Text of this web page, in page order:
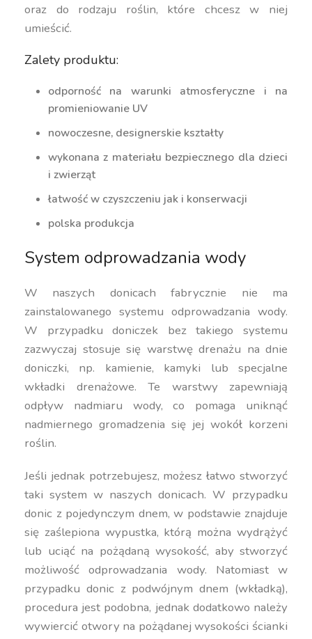
oraz do rodzaju roślin, które chcesz w niej
umieścić.
Zalety produktu:
odporność na warunki atmosferyczne i na
promieniowanie UV
nowoczesne, designerskie kształty
wykonana z materiału bezpiecznego dla dzieci
i zwierząt
łatwość w czyszczeniu jak i konserwacji
polska produkcja
System odprowadzania wody
W naszych donicach fabrycznie nie ma
zainstalowanego systemu odprowadzania wody.
W przypadku doniczek bez takiego systemu
zazwyczaj stosuje się warstwę drenażu na dnie
doniczki, np. kamienie, kamyki lub specjalne
wkładki drenażowe. Te warstwy zapewniają
odpływ nadmiaru wody, co pomaga uniknąć
nadmiernego gromadzenia się jej wokół korzeni
roślin.
Jeśli jednak potrzebujesz, możesz łatwo stworzyć
taki system w naszych donicach. W przypadku
donic z pojedynczym dnem, w podstawie znajduje
się zaślepiona wypustka, którą można wydrążyć
lub uciąć na pożądaną wysokość, aby stworzyć
możliwość odprowadzania wody. Natomiast w
przypadku donic z podwójnym dnem (wkładką),
procedura jest podobna, jednak dodatkowo należy
wywiercić otwory na pożądanej wysokości ścianki